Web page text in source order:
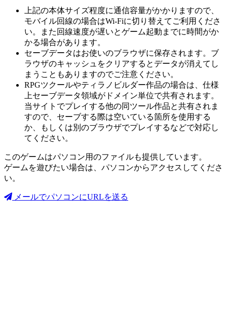
上記の本体サイズ程度に通信容量がかかりますので、
モバイル回線の場合はWi-Fiに切り替えてご利用くださ
い。また回線速度が遅いとゲーム起動までに時間がか
かる場合があります。
セーブデータはお使いのブラウザに保存されます。ブ
ラウザのキャッシュをクリアするとデータが消えてし
まうこともありますのでご注意ください。
RPGツクールやティラノビルダー作品の場合は、仕様
上セーブデータ領域がドメイン単位で共有されます。
当サイトでプレイする他の同ツール作品と共有されま
すので、セーブする際は空いている箇所を使用する
か、もしくは別のブラウザでプレイするなどで対応し
てください。
このゲームはパソコン用のファイルも提供しています。
ゲームを遊びたい場合は、パソコンからアクセスしてくださ
い。
メールでパソコンにURLを送る